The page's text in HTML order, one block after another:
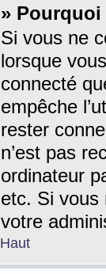
»
Si vous ne
lorsque
connecté
empêche
rester
n’est pas
ordinateur
etc. Si vous
votre
Haut